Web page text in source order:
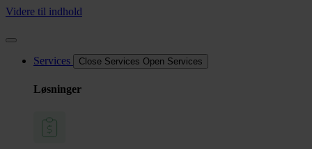
Videre til indhold
Services Close Services Open Services
Løsninger